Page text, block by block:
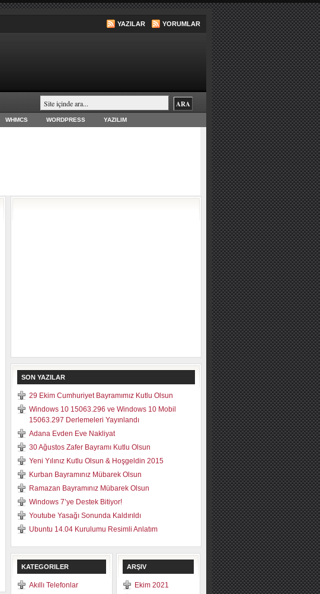
YAZILAR YORUMLAR
WHMCS WORDPRESS YAZILIM
SON YAZILAR
29 Ekim Cumhuriyet Bayramımız Kutlu Olsun
Windows 10 15063.296 ve Windows 10 Mobil
15063.297 Derlemeleri Yayınlandı
Adana Evden Eve Nakliyat
30 Ağustos Zafer Bayramı Kutlu Olsun
Yeni Yılınız Kutlu Olsun & Hoşgeldin 2015
Kurban Bayramınız Mübarek Olsun
Ramazan Bayramınız Mübarek Olsun
Windows 7’ye Destek Bitiyor!
Youtube Yasağı Sonunda Kaldırıldı
Ubuntu 14.04 Kurulumu Resimli Anlatım
KATEGORILER
Akıllı Telefonlar
ARŞIV
Ekim 2021